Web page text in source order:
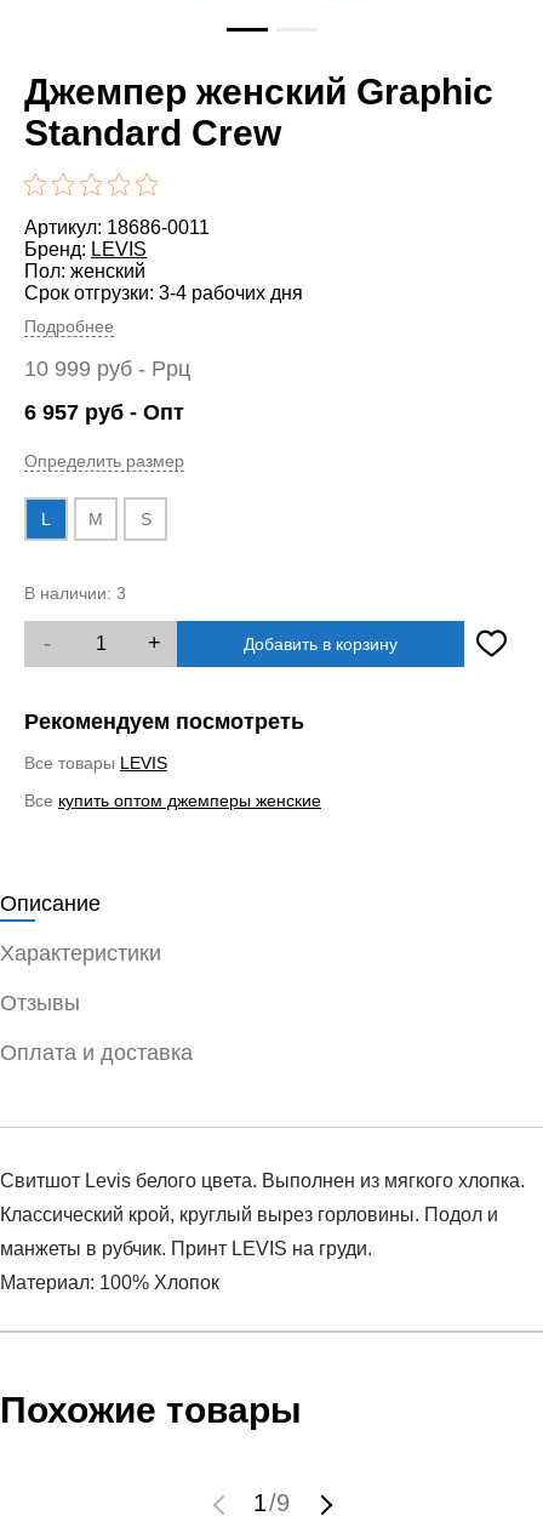
Джемпер женский Graphic
Standard Crew
Артикул: 18686-0011
Бренд: LEVIS
Пол: женский
Срок отгрузки: 3-4 рабочих дня
Подробнее
10 999 руб - Ррц
6 957 руб - Опт
Определить размер
L M S
В наличии: 3
- + Добавить в корзину
Рекомендуем посмотреть
Все товары LEVIS
Все купить оптом джемперы женские
Описание
Характеристики
Отзывы
Оплата и доставка
Свитшот Levis белого цвета. Выполнен из мягкого хлопка.
Классический крой, круглый вырез горловины. Подол и
манжеты в рубчик. Принт LEVIS на груди.
Материал: 100% Хлопок
Crew
Инструкция по оплате есть в самом конце счета, который
мы не увидим Вашу оплату.
Похожие товары
1/9